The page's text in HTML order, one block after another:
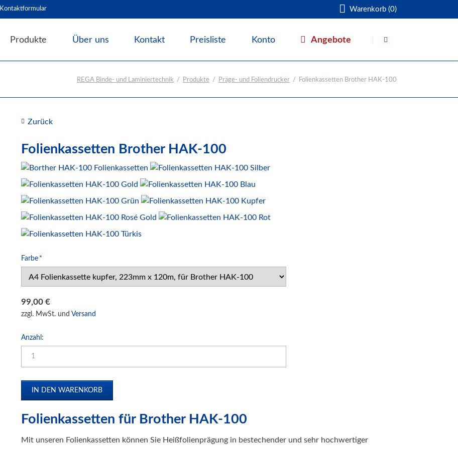
Kontaktformular Warenkorb (0)
überspringen
Produkte
Präge- und Foliendrucker
Prägemaschinen
Werbetechnik / Displays
Verpackungssysteme
Druck- und Kopierfolien
IDEAL Luftreiniger
Über uns Kontakt Preisliste Konto Angebote
REGA Binde- und Laminiertechnik Produkte Präge- und Foliendrucker Folienkassetten Brother HAK-100
Zurück
Folienkassetten Brother HAK-100
Pflichtfeld
Farbe *
99,00 €
zzgl. MwSt. und Versand
Anzahl:
Folienkassetten für Brother HAK-100
Mit unseren Folienkassetten können Sie Heißfolienprägung in bestechender und sehr hochwertiger